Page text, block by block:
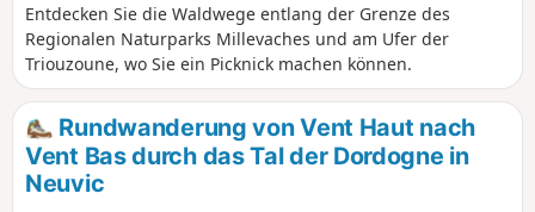
Entdecken Sie die Waldwege entlang der Grenze des
Regionalen Naturparks Millevaches und am Ufer der
Triouzoune, wo Sie ein Picknick machen können.
Rundwanderung von Vent Haut nach
Vent Bas durch das Tal der Dordogne in
Neuvic